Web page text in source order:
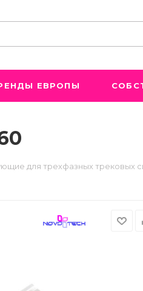
ЕВРОПЫ
для трехфазных трековых